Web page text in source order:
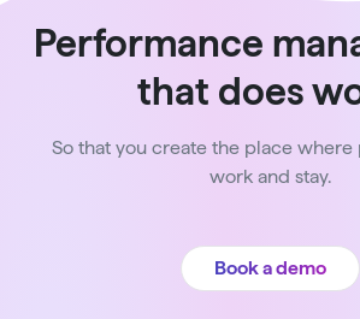
Performance
that does
So that you create the place
work and stay.
Book a demo